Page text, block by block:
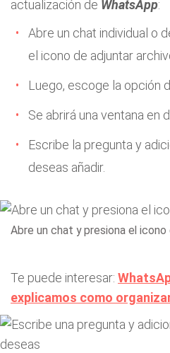
actualización de WhatsApp:
Abre un chat individual o
el icono de adjuntar
Luego, escoge la opción
Se abrirá una ventana en
Escribe la pregunta y
deseas añadir.
Abre un chat y presiona el
Te puede interesar:
explicamos como